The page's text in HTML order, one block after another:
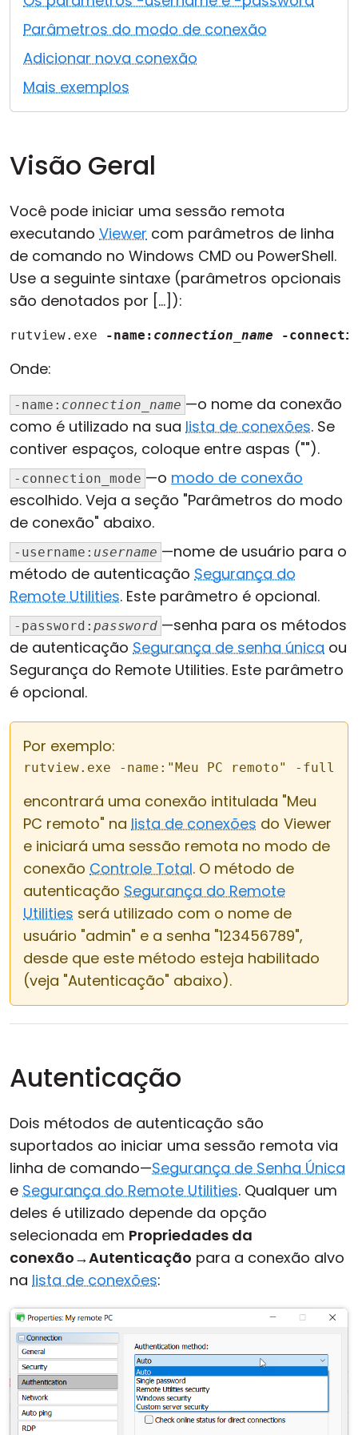
Parâmetros do modo de conexão
Adicionar nova conexão
Mais exemplos
Visão Geral
Você pode iniciar uma sessão remota
executando Viewer com parâmetros de linha
de comando no Windows CMD ou PowerShell.
Use a seguinte sintaxe (parâmetros opcionais
são denotados por [...]):
rutview.exe -name: connection_name -
Onde:
-name: connection_name —o nome da conexão
como é utilizado na sua lista de conexões. Se
contiver espaços, coloque entre aspas ("").
-connection_mode —o modo de conexão
escolhido. Veja a seção "Parâmetros do modo
de conexão" abaixo.
-username: username —nome de usuário para o
método de autenticação Segurança do
Remote Utilities. Este parâmetro é opcional.
-password: password —senha para os métodos
de autenticação Segurança de senha única ou
Segurança do Remote Utilities. Este parâmetro
é opcional.
Por exemplo:
rutview.exe -name:"Meu PC remoto" -
encontrará uma conexão intitulada "Meu
PC remoto" na lista de conexões do Viewer
e iniciará uma sessão remota no modo de
conexão Controle Total. O método de
autenticação Segurança do Remote
Utilities será utilizado com o nome de
usuário "admin" e a senha "123456789",
desde que este método esteja habilitado
(veja "Autenticação" abaixo).
Autenticação
Dois métodos de autenticação são
suportados ao iniciar uma sessão remota via
linha de comando—Segurança de Senha Única
e Segurança do Remote Utilities. Qualquer um
deles é utilizado depende da opção
selecionada em Propriedades da
conexão→Autenticação para a conexão alvo
na lista de conexões:
Nuvem e Local